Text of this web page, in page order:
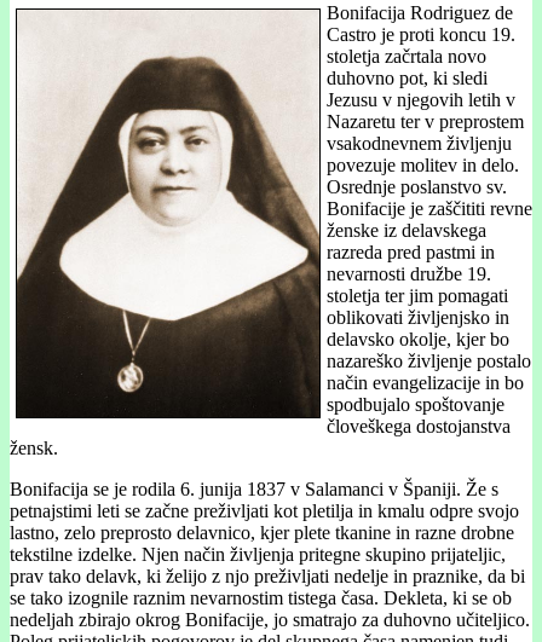
Bonifacija Rodriguez de
Castro je proti koncu 19.
stoletja začrtala novo
duhovno pot, ki sledi
Jezusu v njegovih letih v
Nazaretu ter v preprostem
vsakodnevnem življenju
povezuje molitev in delo.
Osrednje poslanstvo sv.
Bonifacije je zaščititi revne
ženske iz delavskega
razreda pred pastmi in
nevarnosti družbe 19.
stoletja ter jim pomagati
oblikovati življenjsko in
delavsko okolje, kjer bo
nazareško življenje postalo
način evangelizacije in bo
spodbujalo spoštovanje
človeškega dostojanstva
žensk.
Bonifacija se je rodila 6. junija 1837 v Salamanci v Španiji. Že s
petnajstimi leti se začne preživljati kot pletilja in kmalu odpre svojo
lastno, zelo preprosto delavnico, kjer plete tkanine in razne drobne
tekstilne izdelke. Njen način življenja pritegne skupino prijateljic,
prav tako delavk, ki želijo z njo preživljati nedelje in praznike, da bi
se tako izognile raznim nevarnostim tistega časa. Dekleta, ki se ob
nedeljah zbirajo okrog Bonifacije, jo smatrajo za duhovno učiteljico.